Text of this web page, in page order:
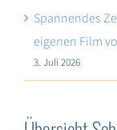
Spannendes
eigenen Film
3. Juli 2026
Übersicht